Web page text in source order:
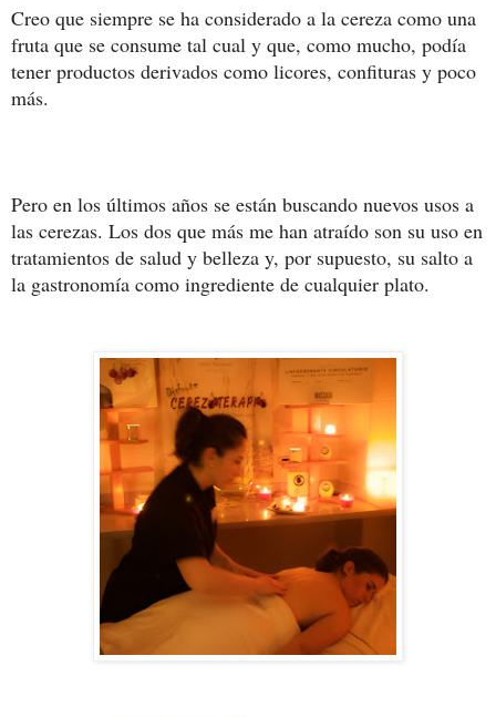
Creo que siempre se ha considerado a la cereza como una
fruta que se consume tal cual y que, como mucho, podía
tener productos derivados como licores, confituras y poco
más.
Pero en los últimos años se están buscando nuevos usos a
las cerezas. Los dos que más me han atraído son su uso en
tratamientos de salud y belleza y, por supuesto, su salto a
la gastronomía como ingrediente de cualquier plato.